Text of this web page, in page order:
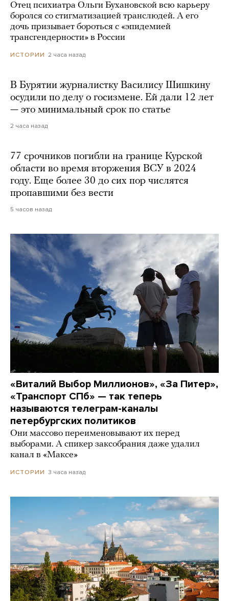
Отец психиатра Ольги Бухановской всю карьеру
боролся со стигматизацией транслюдей. А его
дочь призывает бороться с «эпидемией
трансгендерности» в России
ИСТОРИИ 2 часа назад
В Бурятии журналистку Василису Шишкину
осудили по делу о госизмене. Ей дали 12 лет
— это минимальный срок по статье
2 часа назад
77 срочников погибли на границе Курской
области во время вторжения ВСУ в 2024
году. Еще более 30 до сих пор числятся
пропавшими без вести
5 часов назад
«Виталий Выбор Миллионов», «За Питер»,
«Транспорт СПб» — так теперь
называются телеграм-каналы
петербургских политиков
Они массово переименовывают их перед
выборами. А спикер заксобрания даже удалил
канал в «Максе»
ИСТОРИИ 3 часа назад